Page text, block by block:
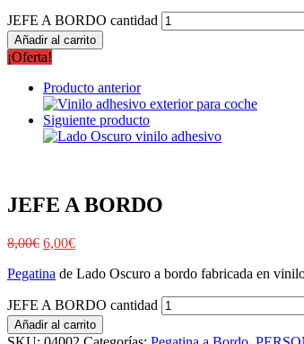
JEFE A BORDO cantidad
Añadir al carrito
¡Oferta!
Producto anterior
Siguiente producto
JEFE A BORDO
8,00€ 6,00€
Pegatina de Lado Oscuro a bordo fabricada en
JEFE A BORDO cantidad
Añadir al carrito